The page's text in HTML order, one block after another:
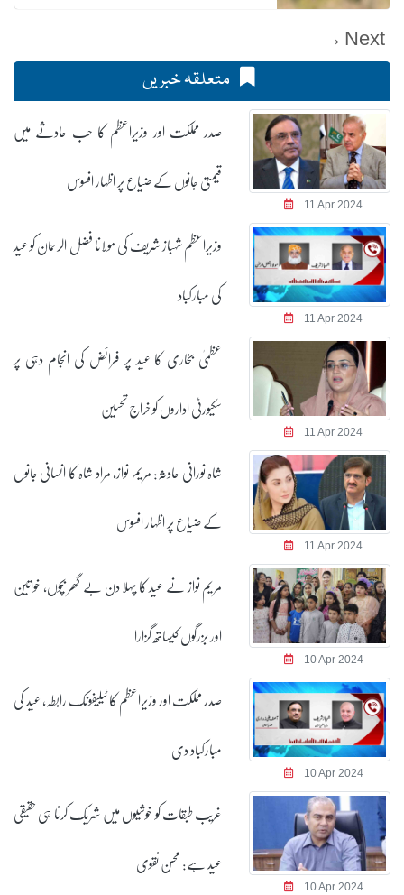
Next →
متعلقہ خبریں
11 Apr 2024
صدر مملکت اور وزیراعظم کا حب حادثے میں
قیمتی جانوں کے ضیاع پر اظہار افسوس
11 Apr 2024
وزیراعظم شہباز شریف کی مولانا فضل الرحمان کو عید
کی مبارکباد
11 Apr 2024
عظمیٰ بخاری کا عید پر فرائض کی انجام دہی پر
سکیورٹی اداروں کو خراج تحسین
11 Apr 2024
شاہ نورانی حادثہ: مریم نواز، مراد شاہ کا انسانی جانوں
کے ضیاع پر اظہار افسوس
10 Apr 2024
مریم نواز نے عید کا پہلا دن بے گھر بچوں، خواتین
اور بزرگوں کیساتھ گزارا
10 Apr 2024
صدر مملکت اور وزیراعظم کا ٹیلیفونک رابطہ، عید کی
مبارکباد دی
10 Apr 2024
غریب طبقات کو خوشیوں میں شریک کرنا ہی حقیقی
عید ہے: محسن نقوی